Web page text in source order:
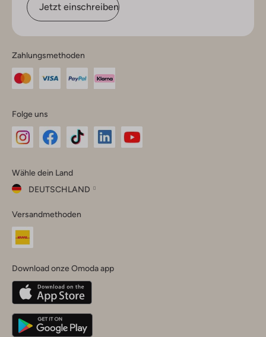
Jetzt einschreiben
Zahlungsmethoden
Folge uns
Instagram
Facebook
TikTok
Wähle dein Land
DEUTSCHLAND
dein
Land
Belgique(Français)
Deutschland
Versandmethoden
Download onze Omoda app